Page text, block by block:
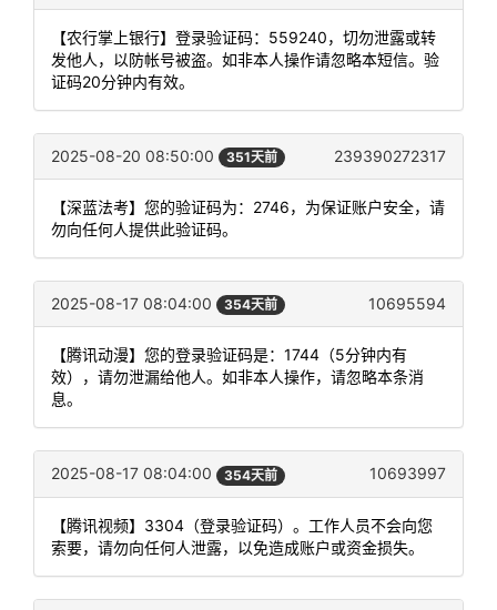
【农行掌上银行】登录验证码：559240，切勿泄露或转
发他人，以防帐号被盗。如非本人操作请忽略本短信。验
证码20分钟内有效。
2025-08-20 08:50:00 351天前 239390272317
【深蓝法考】您的验证码为：2746，为保证账户安全，请
勿向任何人提供此验证码。
2025-08-17 08:04:00 354天前 10695594
【腾讯动漫】您的登录验证码是：1744（5分钟内有
效），请勿泄漏给他人。如非本人操作，请忽略本条消
息。
2025-08-17 08:04:00 354天前 10693997
【腾讯视频】3304（登录验证码）。工作人员不会向您
索要，请勿向任何人泄露，以免造成账户或资金损失。